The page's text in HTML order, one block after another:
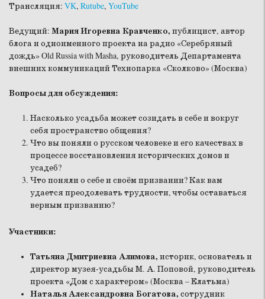
Трансляция: VK, Rutube, YouTube
Ведущий: Мария Игоревна Кравченко, публицист, автор
блога и одноименного проекта на радио «Серебряный
дождь» Old Russia with Masha, руководитель Департамента
внешних коммуникаций Технопарка «Сколково» (Москва)
Вопросы для обсуждения:
Насколько усадьба может созидать в себе и вокруг
себя пространство общения?
Что вы поняли о русском человеке и его качествах в
процессе восстановления исторических домов и
усадеб?
Что поняли о себе и своём призвании? Как вам
удается преодолевать трудности, чтобы оставаться
верным призванию?
Участники:
Татьяна Дмитриевна Алимова, историк, основатель и
директор музея-усадьбы М. А. Поповой, руководитель
проекта «Дом с характером» (Москва – Елатьма)
Наталья Александровна Богатова, сотрудник